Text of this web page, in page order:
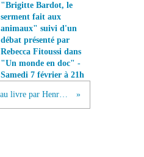
"Brigitte Bardot, le
serment fait aux
animaux" suivi d'un
débat présenté par
Rebecca Fitoussi dans
"Un monde en doc" -
Samedi 7 février à 21h
Brigitte Bardot...Nouveau livre par Henry-Jean Servat